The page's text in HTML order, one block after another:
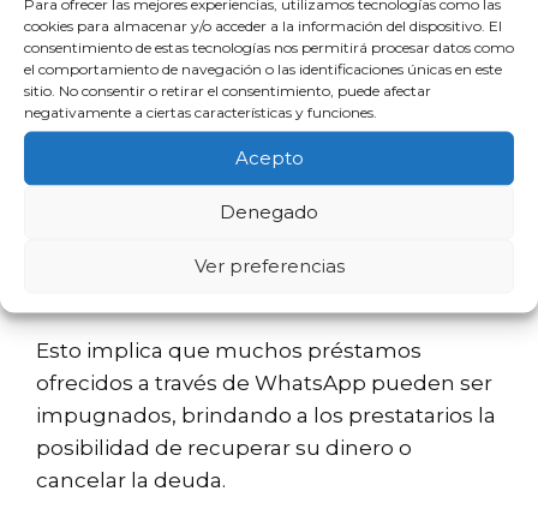
cookies para almacenar y/o acceder a la información del dispositivo. El
consentimiento de estas tecnologías nos permitirá procesar datos como
el comportamiento de navegación o las identificaciones únicas en este
sitio. No consentir o retirar el consentimiento, puede afectar
negativamente a ciertas características y funciones.
Acepto
Denegado
Ver preferencias
Represión de la Usura
LaLey Azcáratede 1908 establece que
cualquier préstamo que tenga un interés
significativamente superior al normal puede
ser declarado nulo. El Tribunal Supremo ha
dictaminado que un TAE superior al 20% en
circunstancias no justificadas puede ser
Esto implica que muchos préstamos
ofrecidos a través de WhatsApp pueden ser
impugnados, brindando a los prestatarios la
posibilidad de recuperar su dinero o
cancelar la deuda.